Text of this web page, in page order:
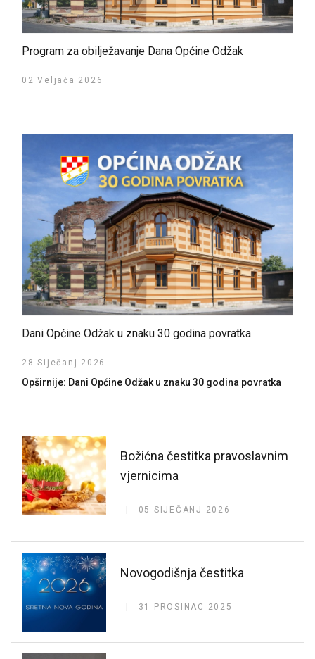
Program za obilježavanje Dana Općine Odžak
02 Veljača 2026
Dani Općine Odžak u znaku 30 godina povratka
28 Siječanj 2026
Opširnije: Dani Općine Odžak u znaku 30 godina povratka
Božićna čestitka pravoslavnim
vjernicima
05 SIJEČANJ 2026
Novogodišnja čestitka
31 PROSINAC 2025